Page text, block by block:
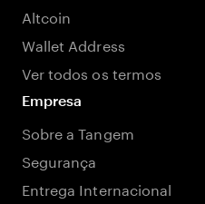
Altcoin
Wallet Address
Ver todos os termos
Empresa
Sobre a Tangem
Segurança
Entrega Internacional